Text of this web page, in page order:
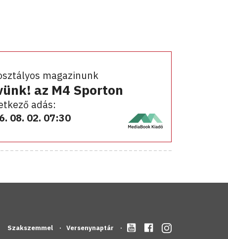
magazinunk
az M4 Sporton
adás:
08. 02. 07:30
Szakszemmel Versenynaptár